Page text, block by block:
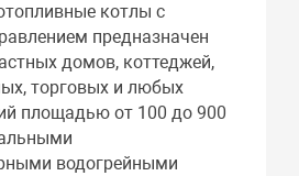
котлы с
предназначен
домов, коттеджей,
торговых и любых
площадью от 100 до 900
водогрейными